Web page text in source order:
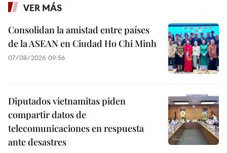
VER MÁS
Consolidan la amistad entre países
de la ASEAN en Ciudad Ho Chi Minh
07/08/2026 09:56
Diputados vietnamitas piden
compartir datos de
telecomunicaciones en respuesta
ante desastres